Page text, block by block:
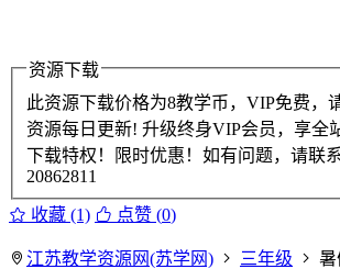
资源下载
此资源下载价格为8教学币，VIP免费，
资源每日更新! 升级终身VIP会员，享全
下载特权！限时优惠！如有问题，请联系
20862811
收藏 (1) 点赞 (0)
江苏教学资源网(苏学网) 三年级
暑